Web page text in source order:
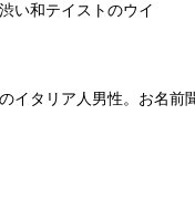
い和テイストのウイ
イタリア人男性。お名